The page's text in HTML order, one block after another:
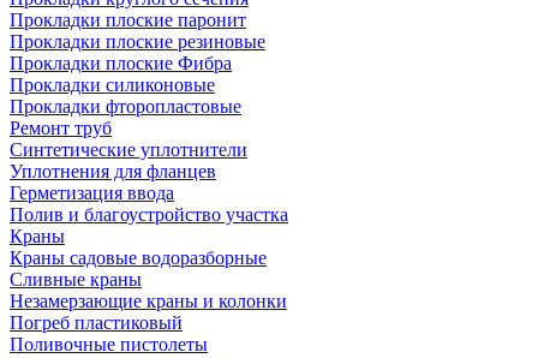
Прокладки плоские паронит
Прокладки плоские резиновые
Прокладки плоские Фибра
Прокладки силиконовые
Прокладки фторопластовые
Ремонт труб
Синтетические уплотнители
Уплотнения для фланцев
Герметизация ввода
Полив и благоустройство участка
Краны
Краны садовые водоразборные
Сливные краны
Незамерзающие краны и колонки
Погреб пластиковый
Поливочные пистолеты